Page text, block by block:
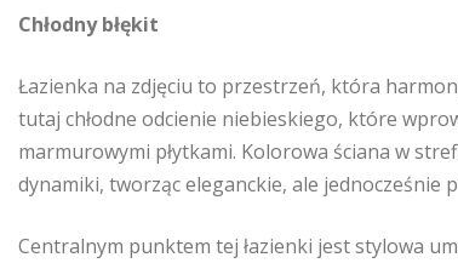
Chłodny błękit
Łazienka na zdjęciu to przestrzeń, która
tutaj chłodne odcienie niebieskiego, które
marmurowymi płytkami. Kolorowa ściana w
dynamiki, tworząc eleganckie, ale jednocześnie
Centralnym punktem tej łazienki jest stylowa